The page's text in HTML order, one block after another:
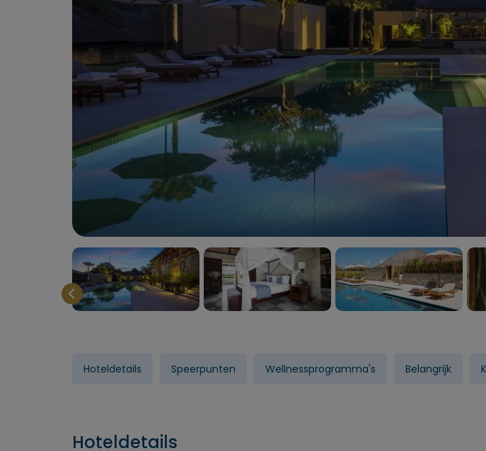
Hoteldetails Speerpunten Wellnessprogramma's Belangrijk
Hoteldetails